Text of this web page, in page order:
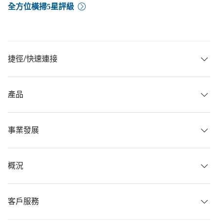
全方位橫掃5星評級
捷徑/快速連接
產品
事業發展
概況
客戶服務